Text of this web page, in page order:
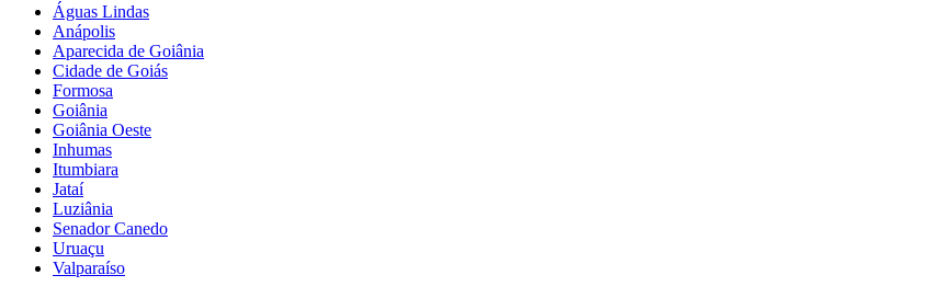
Águas Lindas
Anápolis
Aparecida de Goiânia
Cidade de Goiás
Formosa
Goiânia
Goiânia Oeste
Inhumas
Itumbiara
Jataí
Luziânia
Senador Canedo
Uruaçu
Valparaíso